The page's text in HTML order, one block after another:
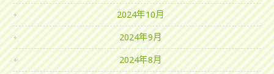
2024年10月
2024年9月
2024年8月